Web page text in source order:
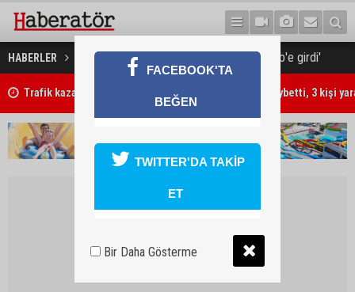
HABERLER TÜRKİYE 'TSK'ya bağlı özel birlikler İdlib'e girdi'
Trafik kazasında 85 yaşındaki Turan Obalı hayatını kaybetti, 3 kişi
FACEBOOK'TA
BEĞEN
TWITTER'DA TAKİP
ET
Bir Daha Gösterme